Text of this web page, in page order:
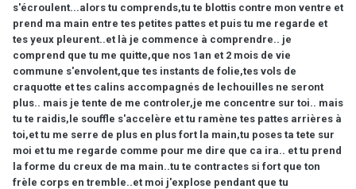
s'écroulent...alors tu comprends,tu te blottis contre mon ventre et
prend ma main entre tes petites pattes et puis tu me regarde et
tes yeux pleurent..et là je commence à comprendre.. je
comprend que tu me quitte,que nos 1an et 2 mois de vie
commune s'envolent,que tes instants de folie,tes vols de
craquotte et tes calins accompagnés de lechouilles ne seront
plus.. mais je tente de me controler,je me concentre sur toi.. mais
tu te raidis,le souffle s'accelère et tu ramène tes pattes arrières à
toi,et tu me serre de plus en plus fort la main,tu poses ta tete sur
moi et tu me regarde comme pour me dire que ca ira.. et tu prend
la forme du creux de ma main..tu te contractes si fort que ton
frèle corps en tremble..et moi j'explose pendant que tu